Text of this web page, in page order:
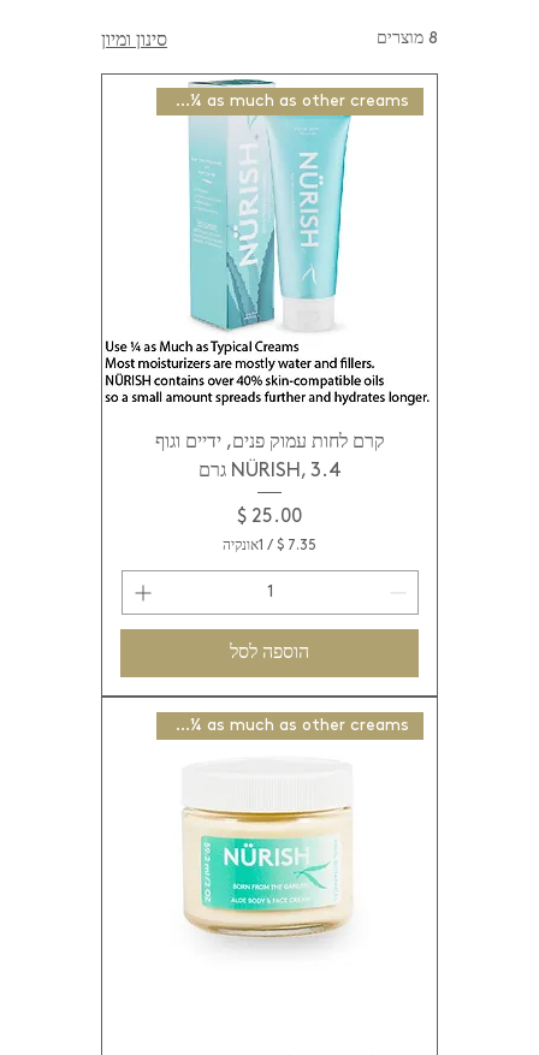
8 מוצרים סינון ומיון
Use ¼ as much as other creams
קרם לחות עמוק פנים, ידיים וגוף
NÜRISH, 3.4 גרם
מחיר
/ 1אונקיה
7
5
‏
$
ל
-
ו
נ
ץ
הוספה לסל
Use ¼ as much as other creams